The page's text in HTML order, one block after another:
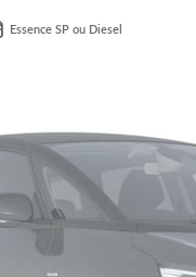
Essence SP ou Diesel